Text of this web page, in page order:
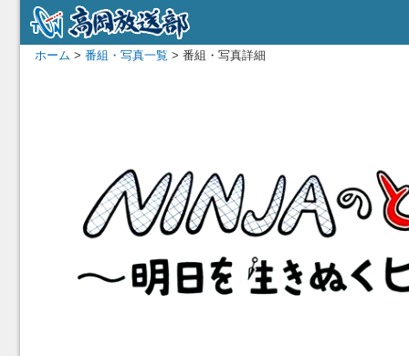
ホーム > 番組・写真一覧 > 番組・写真詳細